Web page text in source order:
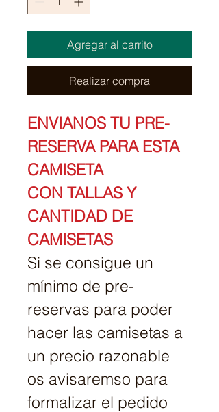
Agregar al carrito
Realizar compra
ENVIANOS TU PRE-
RESERVA PARA ESTA
CAMISETA
CON TALLAS Y
CANTIDAD DE
CAMISETAS
Si se consigue un
mínimo de pre-
reservas para poder
hacer las camisetas a
un precio razonable
os avisaremso para
formalizar el pedido